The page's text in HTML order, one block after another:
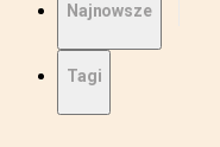
Najnowsze
Tagi